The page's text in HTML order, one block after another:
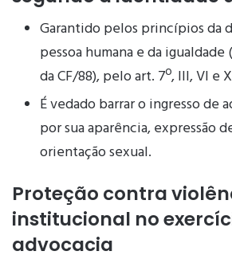
Garantido pelos princípios da
pessoa humana e da igualdade
da CF/88), pelo art. 7º, III, VI e
É vedado barrar o ingresso de
por sua aparência, expressão
orientação sexual.
Proteção contra
institucional no
advocacia